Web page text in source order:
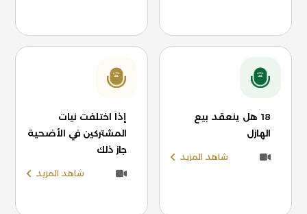
18 هل ينعقد بيع
الهازل
شاهد المزيد
إذا اختلفت نيات
المشتركين في الأضحية
جاز ذلك
شاهد المزيد